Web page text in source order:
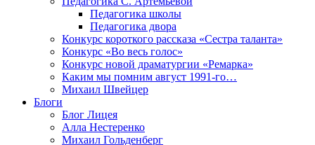
Педагогика школы
Педагогика двора
Конкурс короткого рассказа «Сестра таланта»
Конкурс «Во весь голос»
Конкурс новой драматургии «Ремарка»
Каким мы помним август 1991-го…
Михаил Швейцер
Блоги
Блог Лицея
Алла Нестеренко
Михаил Гольденберг